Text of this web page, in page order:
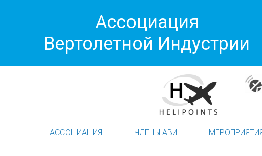
Ассоциация
Вертолетной Индустрии
АССОЦИАЦИЯ ЧЛЕНЫ АВИ